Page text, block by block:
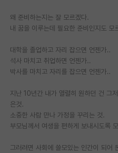
학부 인턴 게시판
취업 게시판
임용 후기 게시판
특수/전문대학원 게시판
반도체/AI 게시판
왜 준비하는지는 잘 모르겠다.
내 꿈을 이루는데 필요한 준비인지도 모
대학을 졸업하고 자리 잡으면 언젠가..
석사 마치고 취업하면 언젠가..
박사를 마치고 자리를 잡으면 언젠가..
지난 10년간 내가 열렬히 원하던 건 그
은것.
소중한 사람 만나 가정을 꾸리는 것.
부모님께서 여생을 편하게 보내시도록
그러려면 사회에 쓸모있는 인간이 되어